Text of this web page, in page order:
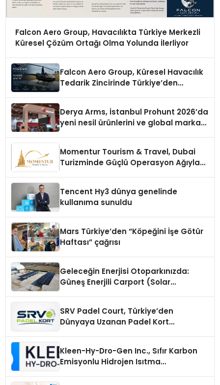
Falcon Aero Group, Havacılıkta Türkiye Merkezli
Küresel Çözüm Ortağı Olma Yolunda İlerliyor
Falcon Aero Group, Küresel Havacılık
Tedarik Zincirinde Türkiye’den
Derya Arms, İstanbul Prohunt 2026’da
yeni nesil ürünlerini ve global marka
Momentur Tourism & Travel, Dubai
Turizminde Güçlü Operasyon Ağıyla
Tencent Hy3 dünya genelinde
kullanıma sunuldu
Mars Türkiye’den “Köpeğini İşe Götür
Haftası” çağrısı
Geleceğin Enerjisi Otoparkınızda:
Güneş Enerjili Carport (Solar
SRV Padel Court, Türkiye’den
Dünyaya Uzanan Padel Kort
Kleen-Hy-Dro-Gen Inc., Sıfır Karbon
Emisyonlu Hidrojen Isıtma